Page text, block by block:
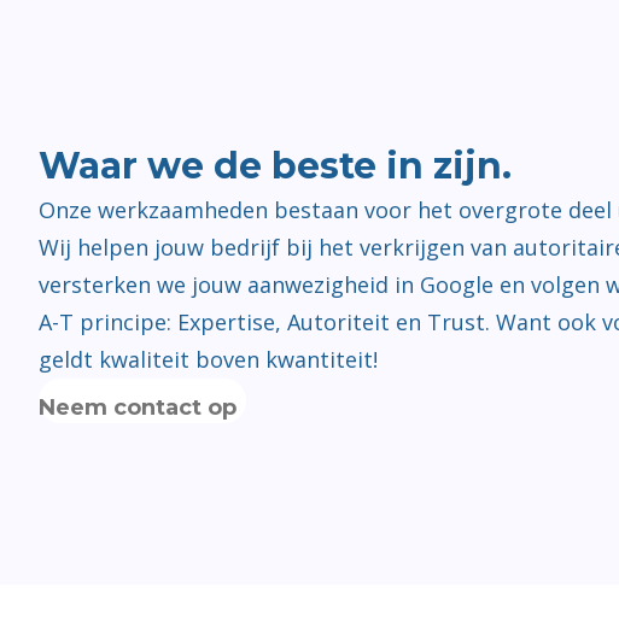
Waar we de beste in zijn.
Onze werkzaamheden bestaan voor het overgrote
Wij helpen jouw bedrijf bij het verkrijgen van
versterken we jouw aanwezigheid in Google en volgen
A-T principe: Expertise, Autoriteit en Trust. Want ook
geldt kwaliteit boven kwantiteit!
Neem contact op